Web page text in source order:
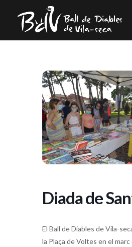
Diada de
El Ball de Diables de Vila-
la Plaça de Voltes en el marc